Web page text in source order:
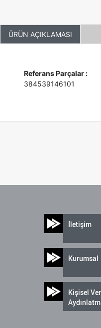
ÜRÜN AÇIKLAMASI
Referans Parçalar :
384539146101
İletişim
Kurumsal
Kişisel